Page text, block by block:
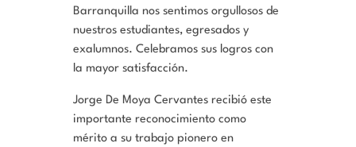
Barranquilla nos sentimos orgullosos de
nuestros estudiantes, egresados y
exalumnos. Celebramos sus logros con
la mayor satisfacción.
Jorge De Moya Cervantes recibió este
importante reconocimiento como
mérito a su trabajo pionero en